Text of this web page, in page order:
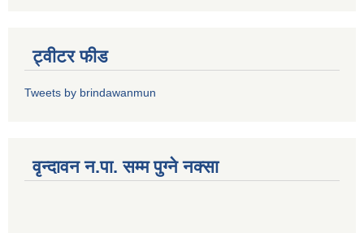
ट्वीटर फीड
Tweets by brindawanmun
वृन्दावन न.पा. सम्म पुग्ने नक्सा